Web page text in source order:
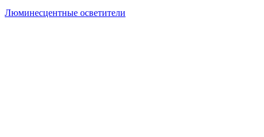
Люминесцентные осветители